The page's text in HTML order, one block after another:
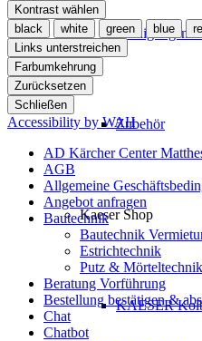
Zubehör
Kaeser Shop
KAESER
Kontrast wählen
black
white green blue
Links unterstreichen
Farbumkehrung
Zurücksetzen
Schließen
Accessibility by WAH
AD Kärcher Center
AGB
Allgemeine
Angebot anfragen
Bautechnik
Bautechnik
Estrichtechnik
Putz & Mörteltechnik
Beratung Vorführung
Bestellung bestätigen &
Chat
Chatbot